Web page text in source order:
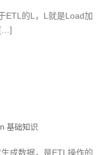
ETL的L，L就是Load加
[…]
基础知识
成数据，是ETL操作的